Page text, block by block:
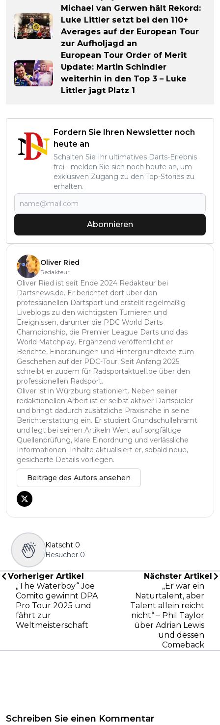
Michael van Gerwen hält Rekord:
Luke Littler setzt bei den 110+
Averages auf der European Tour
zur Aufholjagd an
European Tour Order of Merit
Update: Martin Schindler
weiterhin in den Top 3 – Luke
Littler jagt Platz 1
Fordern Sie Ihren Newsletter noch
heute an
Schalten Sie Ihr ultimatives Darts-Erlebnis
frei - melden Sie sich noch heute an, um
exklusiven Zugang zu den Top-Stories zu
erhalten.
Abonnieren
Oliver Ried
Redakteur
Oliver Ried ist seit Ende 2024 Redakteur bei
Dartsnews.de. Er berichtet dort über den
professionellen Dartsport und erstellt regelmäßig
Liveblogs zu den wichtigsten Turnieren und
Ereignissen, darunter die PDC World Darts
Championship, die Premier League Darts und das
World Matchplay. Ergänzend veröffentlicht er
Berichte, Einordnungen und Hintergrundtexte zum
Geschehen auf der PDC-Tour. Seit Anfang 2025
schreibt er zudem für Radsportaktuell.de über den
professionellen Radsport.
Oliver ist in Würzburg stationiert. Neben seiner
redaktionellen Arbeit ist er selbst aktiver Dartspieler
und bringt dadurch zusätzliche Praxisnähe in seine
Berichterstattung ein. Er studiert Grundschullehramt
und legt bei seinen Artikeln Wert auf sorgfältige
Quellenprüfung, klare Einordnung und verlässliche
Informationen. Inhalte aktualisiert er, sobald neue,
gesicherte Details vorliegen.
Beiträge des Autors ansehen
Klatscht 0
Besucher 0
Vorheriger Artikel
„The Waterboy“ Joe
Comito gewinnt DPA
Pro Tour 2025 und
fährt zur
Weltmeisterschaft
Nächster Artikel
„Er war ein
Naturtalent, aber
Talent allein reicht
nicht“ – Phil Taylor
über Adrian Lewis
und dessen
Comeback
Schreiben Sie einen Kommentar